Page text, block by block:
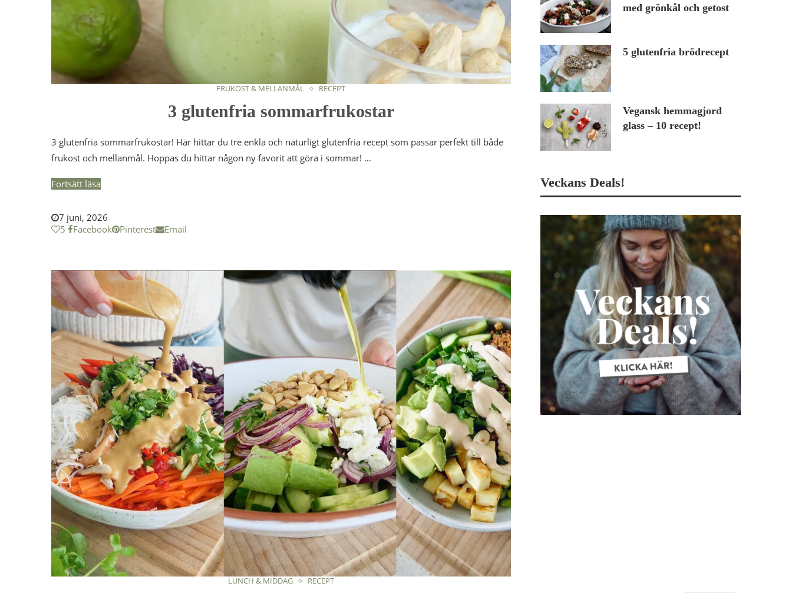
FRUKOST & MELLANMÅL RECEPT
3 glutenfria sommarfrukostar
3 glutenfria sommarfrukostar! Här hittar du tre enkla och naturligt glutenfria recept som passar perfekt till både
frukost och mellanmål. Hoppas du hittar någon ny favorit att göra i sommar! …
Fortsätt läsa
7 juni, 2026
5
Facebook Pinterest Email
LUNCH & MIDDAG RECEPT
med grönkål och getost
5 glutenfria brödrecept
Vegansk hemmagjord
glass – 10 recept!
Veckans Deals!